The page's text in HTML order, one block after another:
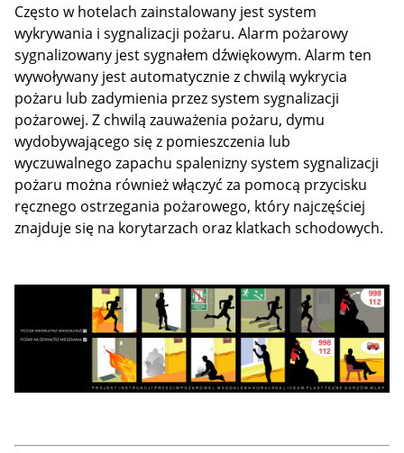
Często w hotelach zainstalowany jest system
wykrywania i sygnalizacji pożaru. Alarm pożarowy
sygnalizowany jest sygnałem dźwiękowym. Alarm ten
wywoływany jest automatycznie z chwilą wykrycia
pożaru lub zadymienia przez system sygnalizacji
pożarowej. Z chwilą zauważenia pożaru, dymu
wydobywającego się z pomieszczenia lub
wyczuwalnego zapachu spalenizny system sygnalizacji
pożaru można również włączyć za pomocą przycisku
ręcznego ostrzegania pożarowego, który najczęściej
znajduje się na korytarzach oraz klatkach schodowych.